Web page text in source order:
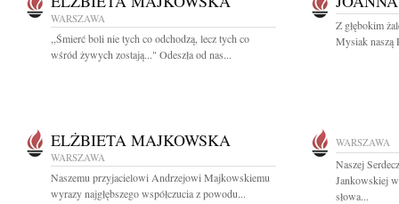
WARSZAWA
,,Śmierć boli nie tych co odchodzą, lecz tych co
wśród żywych zostają..." Odeszła od nas...
Z głębokim
Mysiak naszą
ELŻBIETA MAJKOWSKA
WARSZAWA
Naszemu przyjacielowi Andrzejowi Majkowskiemu
wyrazy najgłębszego współczucia z powodu...
WARSZAWA
Naszej
Jankowskiej
słowa...